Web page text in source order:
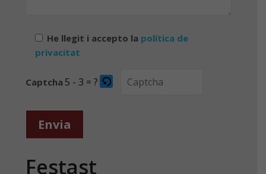
He llegit i accepto la política de
privacitat
Captcha 5 - 3 = ?
Por
introduce
que
Festast